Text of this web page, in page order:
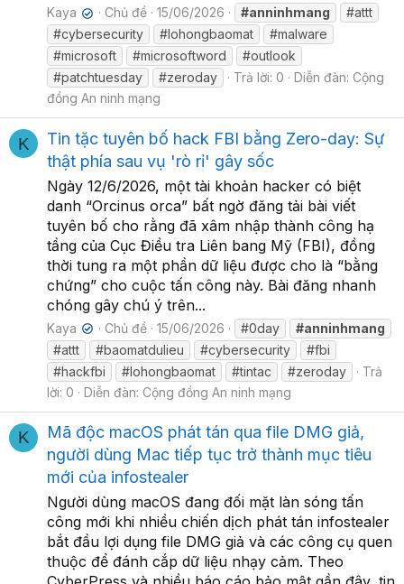
Kaya ✔ Chủ đề 15/06/2026 #anninhmang
#attt
#cybersecurity
#lohongbaomat
#malware
#microsoft
#microsoftword
#outlook
#patchtuesday
#zeroday Trả lời: 0 Diễn đàn: Cộng
đồng An ninh mạng
K
Tin tặc tuyên bố hack FBI bằng Zero-day: Sự
thật phía sau vụ 'rò rỉ' gây sốc
Ngày 12/6/2026, một tài khoản hacker có biệt
danh “Orcinus orca” bất ngờ đăng tải bài viết
tuyên bố cho rằng đã xâm nhập thành công hạ
tầng của Cục Điều tra Liên bang Mỹ (FBI), đồng
thời tung ra một phần dữ liệu được cho là “bằng
chứng” cho cuộc tấn công này. Bài đăng nhanh
chóng gây chú ý trên...
Kaya ✔ Chủ đề 15/06/2026 #0day
#anninhmang
#attt
#baomatdulieu #cybersecurity
#fbi
#hackfbi
#lohongbaomat #tintac #zeroday
Trả
lời: 0
Diễn đàn: Cộng đồng An ninh mạng
K
Mã độc macOS phát tán qua file DMG giả,
người dùng Mac tiếp tục trở thành mục tiêu
mới của infostealer
Người dùng macOS đang đối mặt làn sóng tấn
công mới khi nhiều chiến dịch phát tán infostealer
bắt đầu lợi dụng file DMG giả và các công cụ quen
thuộc để đánh cắp dữ liệu nhạy cảm. Theo